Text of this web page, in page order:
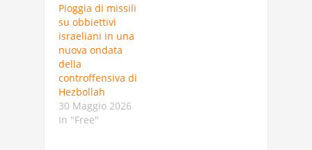
Pioggia di missili
su obbiettivi
israeliani in una
nuova ondata
della
controffensiva di
Hezbollah
30 Maggio 2026
In "Free"